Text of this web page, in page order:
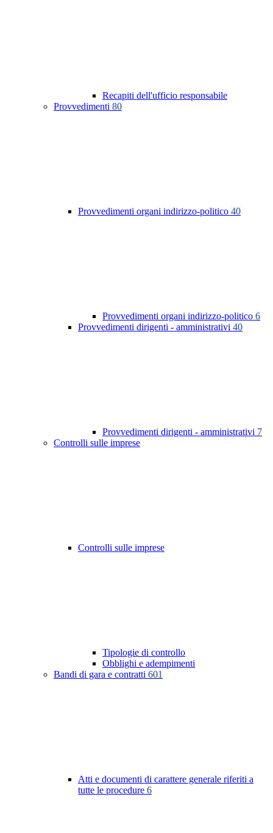
Recapiti dell'ufficio responsabile
Provvedimenti 80
Provvedimenti organi indirizzo-politico 40
Provvedimenti organi indirizzo-politico 6
Provvedimenti dirigenti - amministrativi 40
Provvedimenti dirigenti - amministrativi 7
Controlli sulle imprese
Controlli sulle imprese
Tipologie di controllo
Obblighi e adempimenti
Bandi di gara e contratti 601
Atti e documenti di carattere generale riferiti a
tutte le procedure 6